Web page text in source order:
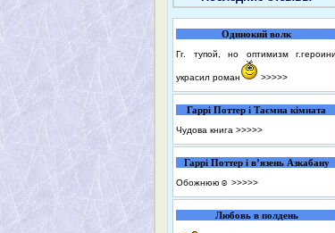
Одинокий волк
Гг. тупой, но оптимизм г.героини
украсил роман >>>>>
Гаррі Поттер і Таємна кімната
Чудова книга >>>>>
Гаррі Поттер і в’язень Азкабану
Обожнюю☺️ >>>>>
Любовь в полдень